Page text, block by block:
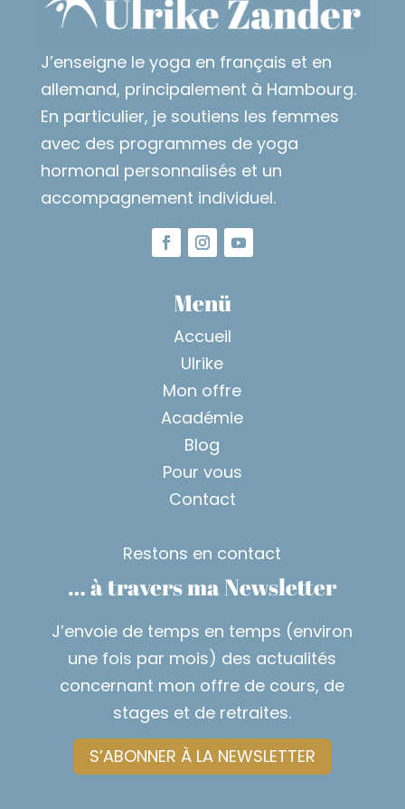
J’enseigne le yoga en français et en
allemand, principalement à Hambourg.
En particulier, je soutiens les femmes
avec des programmes de yoga
hormonal personnalisés et un
accompagnement individuel.
Menü
Accueil
Ulrike
Mon offre
Académie
Blog
Pour vous
Contact
Restons en contact
… à travers ma Newsletter
J’envoie de temps en temps (environ
une fois par mois) des actualités
concernant mon offre de cours, de
stages et de retraites.
S’ABONNER À LA NEWSLETTER